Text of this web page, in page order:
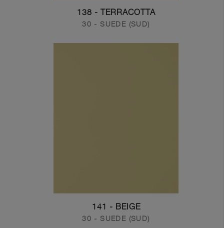
138 - TERRACOTTA
30 - SUEDE (SUD)
141 - BEIGE
30 - SUEDE (SUD)